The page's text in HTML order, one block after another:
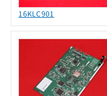
16KLC901